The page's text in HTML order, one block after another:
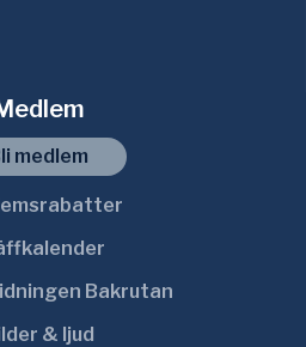
medlem
Bakrutan
& ljud